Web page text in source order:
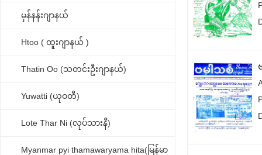
မှန်နန်းဂျာနယ်
Htoo ( ထူးဂျာနယ် )
Thatin Oo (သတင်းဦးဂျာနယ်)
Yuwatti (ယုဝတီ)
Lote Thar Ni (လုပ်သားနီ)
Myanmar pyi thamawaryama hita(မြန်မာ